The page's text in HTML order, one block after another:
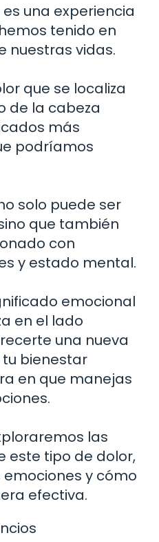
una experiencia
tenido en
nuestras vidas.
que se localiza
de la cabeza
más
podríamos
solo puede ser
que también
con
y estado mental.
emocional
en el lado
una nueva
bienestar
en que manejas
las
este tipo de dolor,
y cómo
efectiva.